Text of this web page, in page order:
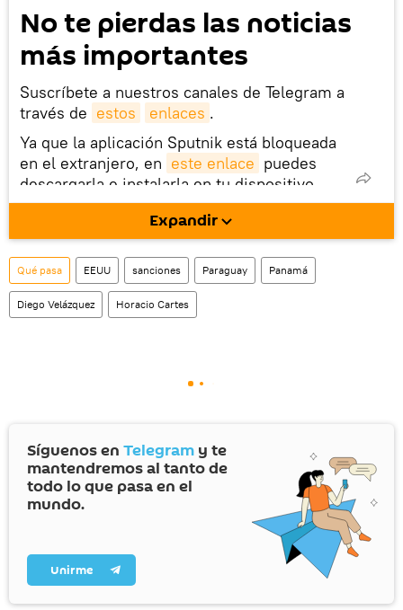
No te pierdas las noticias
más importantes
Suscríbete a nuestros canales de Telegram a
través de estos enlaces .
Ya que la aplicación Sputnik está bloqueada
en el extranjero, en este enlace puedes
descargarla e instalarla en tu dispositivo
móvil (¡solo para Android!).
También tenemos una cuenta en la red
social rusa VK .
Expandir
Qué pasa EEUU sanciones Paraguay Panamá
Diego Velázquez Horacio Cartes
Síguenos en Telegram y te
mantendremos al tanto de
todo lo que pasa en el
mundo.
Unirme